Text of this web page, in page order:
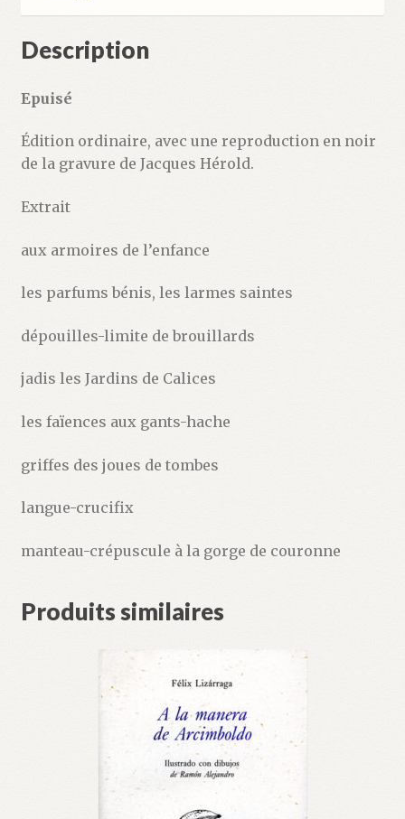
Description
Epuisé
Édition ordinaire, avec une reproduction en noir
de la gravure de Jacques Hérold.
Extrait
aux armoires de l’enfance
les parfums bénis, les larmes saintes
dépouilles-limite de brouillards
jadis les Jardins de Calices
les faïences aux gants-hache
griffes des joues de tombes
langue-crucifix
manteau-crépuscule à la gorge de couronne
Produits similaires